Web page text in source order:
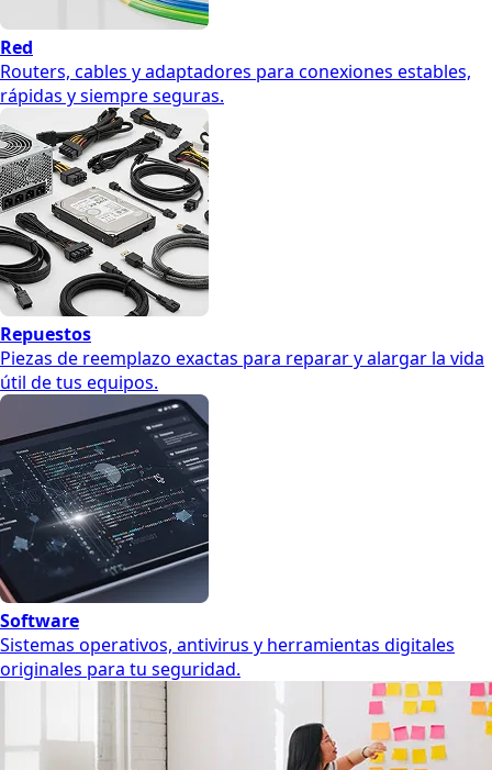
Red
Routers, cables y adaptadores para conexiones estables,
rápidas y siempre seguras.
Repuestos
Piezas de reemplazo exactas para reparar y alargar la vida
útil de tus equipos.
Software
Sistemas operativos, antivirus y herramientas digitales
originales para tu seguridad.